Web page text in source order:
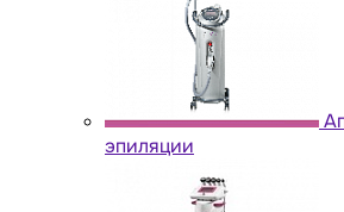
эпиляции